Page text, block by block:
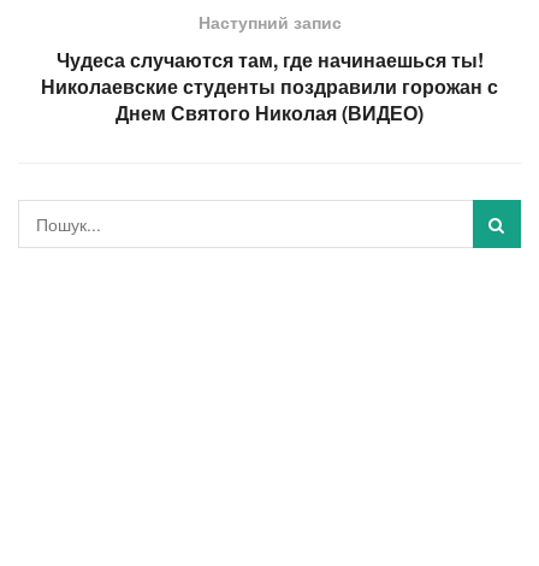
Наступний запис
Чудеса случаются там, где начинаешься ты!
Николаевские студенты поздравили горожан с
Днем Святого Николая (ВИДЕО)